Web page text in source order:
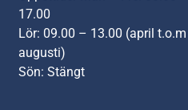
17.00
Lör: 09.00 – 13.00 (april t.o.m
augusti)
Sön: Stängt